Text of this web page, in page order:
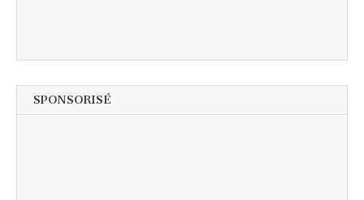
SPONSORISÉ